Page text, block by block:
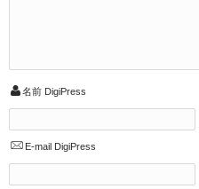
名前 DigiPress
E-mail DigiPress